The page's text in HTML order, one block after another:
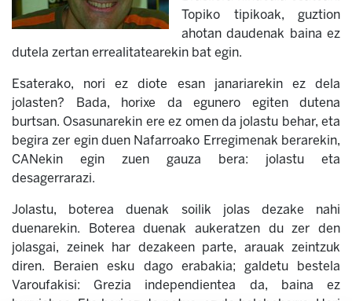
Topiko tipikoak, guztion
ahotan daudenak baina ez
dutela zertan errealitatearekin bat egin.
Esaterako, nori ez diote esan janariarekin ez dela
jolasten? Bada, horixe da egunero egiten dutena
burtsan. Osasunarekin ere ez omen da jolastu behar, eta
begira zer egin duen Nafarroako Erregimenak berarekin,
CANekin egin zuen gauza bera: jolastu eta
desagerrarazi.
Jolastu, boterea duenak soilik jolas dezake nahi
duenarekin. Boterea duenak aukeratzen du zer den
jolasgai, zeinek har dezakeen parte, arauak zeintzuk
diren. Beraien esku dago erabakia; galdetu bestela
Varoufakisi: Grezia independientea da, baina ez